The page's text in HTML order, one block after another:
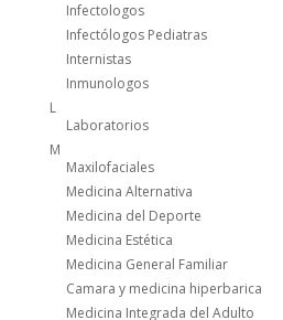
Infectologos
Infectólogos Pediatras
Internistas
Inmunologos
L
Laboratorios
M
Maxilofaciales
Medicina Alternativa
Medicina del Deporte
Medicina Estética
Medicina General Familiar
Camara y medicina hiperbarica
Medicina Integrada del Adulto